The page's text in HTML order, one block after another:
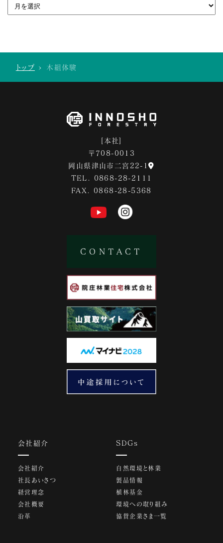
トップ > 木組体験
[本社]
〒708-0013
岡山県津山市二宮22-1
TEL. 0868-28-2111
FAX. 0868-28-5368
CONTACT
会社紹介
会社紹介
社長あいさつ
経営理念
会社概要
沿革
SDGs
自然環境と林業
製品情報
植林基金
環境への取り組み
協賛企業さま一覧